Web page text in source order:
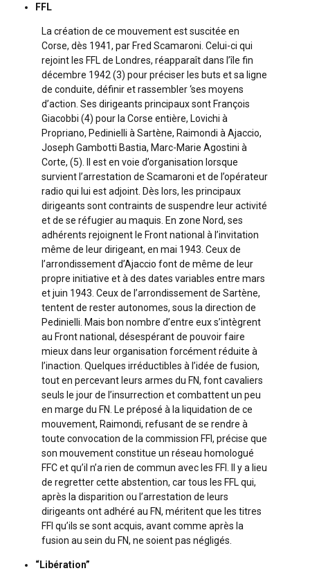
FFL
La création de ce mouvement est suscitée en
Corse, dès 1941, par Fred Scamaroni. Celui-ci qui
rejoint les FFL de Londres, réapparaît dans l’île fin
décembre 1942 (3) pour préciser les buts et sa ligne
de conduite, définir et rassembler ‘ses moyens
d’action. Ses dirigeants principaux sont François
Giacobbi (4) pour la Corse entière, Lovichi à
Propriano, Pedinielli à Sartène, Raimondi à Ajaccio,
Joseph Gambotti Bastia, Marc-Marie Agostini à
Corte, (5). Il est en voie d’organisation lorsque
survient l’arrestation de Scamaroni et de l’opérateur
radio qui lui est adjoint. Dès lors, les principaux
dirigeants sont contraints de suspendre leur activité
et de se réfugier au maquis. En zone Nord, ses
adhérents rejoignent le Front national à l’invitation
même de leur dirigeant, en mai 1943. Ceux de
l’arrondissement d’Ajaccio font de même de leur
propre initiative et à des dates variables entre mars
et juin 1943. Ceux de l’arrondissement de Sartène,
tentent de rester autonomes, sous la direction de
Pedinielli. Mais bon nombre d’entre eux s’intègrent
au Front national, désespérant de pouvoir faire
mieux dans leur organisation forcément réduite à
l’inaction. Quelques irréductibles à l’idée de fusion,
tout en percevant leurs armes du FN, font cavaliers
seuls le jour de l’insurrection et combattent un peu
en marge du FN. Le préposé à la liquidation de ce
mouvement, Raimondi, refusant de se rendre à
toute convocation de la commission FFI, précise que
son mouvement constitue un réseau homologué
FFC et qu’il n’a rien de commun avec les FFI. Il y a lieu
de regretter cette abstention, car tous les FFL qui,
après la disparition ou l’arrestation de leurs
dirigeants ont adhéré au FN, méritent que les titres
FFI qu’ils se sont acquis, avant comme après la
fusion au sein du FN, ne soient pas négligés.
“Libération”